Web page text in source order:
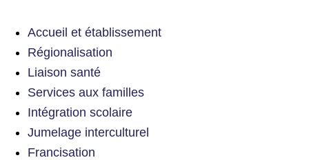
Accueil et établissement
Régionalisation
Liaison santé
Services aux familles
Intégration scolaire
Jumelage interculturel
Francisation